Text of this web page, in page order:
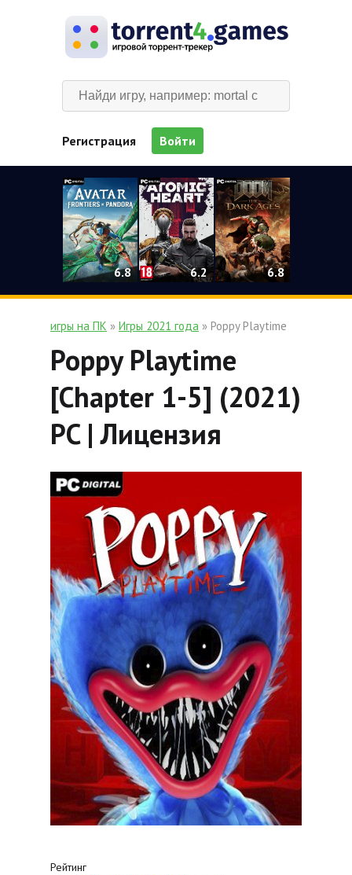
Регистрация Войти
6.8 6.2 6.8
игры на ПК » Игры 2021 года » Poppy Playtime
Poppy Playtime
[Chapter 1-5] (2021)
PC | Лицензия
Рейтинг